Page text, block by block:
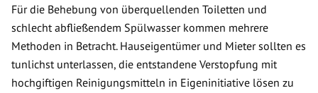
Für die Behebung von überquellenden Toiletten und
schlecht abfließendem Spülwasser kommen mehrere
Methoden in Betracht. Hauseigentümer und Mieter sollten es
tunlichst unterlassen, die entstandene Verstopfung mit
hochgiftigen Reinigungsmitteln in Eigeninitiative lösen zu